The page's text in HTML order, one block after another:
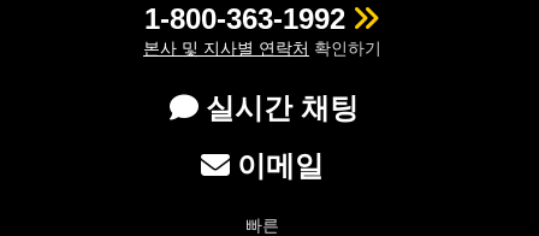
1-800-363-1992
본사 및 지사별 연락처 확인하기
실시간 채팅
이메일
빠른